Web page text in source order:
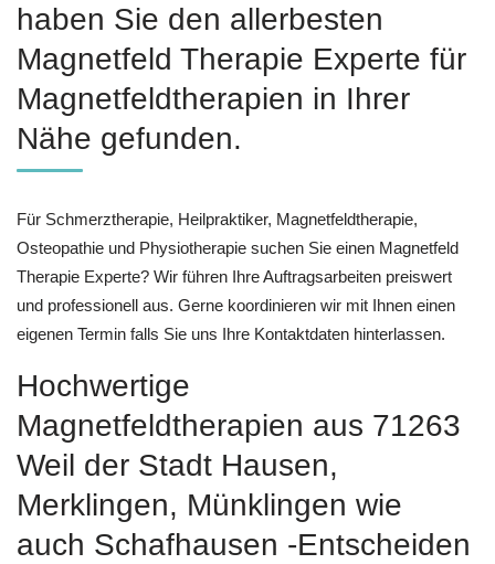
haben Sie den allerbesten
Magnetfeld Therapie Experte für
Magnetfeldtherapien in Ihrer
Nähe gefunden.
Für Schmerztherapie, Heilpraktiker, Magnetfeldtherapie,
Osteopathie und Physiotherapie suchen Sie einen Magnetfeld
Therapie Experte? Wir führen Ihre Auftragsarbeiten preiswert
und professionell aus. Gerne koordinieren wir mit Ihnen einen
eigenen Termin falls Sie uns Ihre Kontaktdaten hinterlassen.
Hochwertige
Magnetfeldtherapien aus 71263
Weil der Stadt Hausen,
Merklingen, Münklingen wie
auch Schafhausen -Entscheiden